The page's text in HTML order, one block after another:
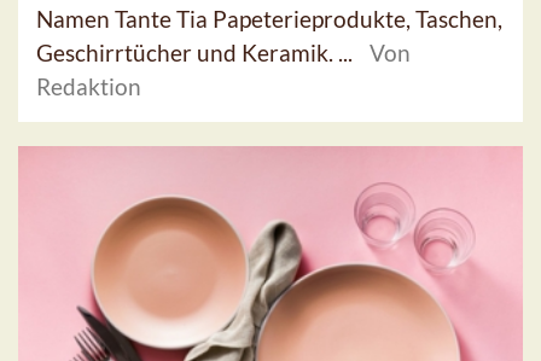
Namen Tante Tia Papeterieprodukte, Taschen,
Geschirrtücher und Keramik. ...
Von
Redaktion